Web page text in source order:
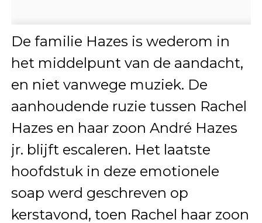
De familie Hazes is wederom in
het middelpunt van de aandacht,
en niet vanwege muziek. De
aanhoudende ruzie tussen Rachel
Hazes en haar zoon André Hazes
jr. blijft escaleren. Het laatste
hoofdstuk in deze emotionele
soap werd geschreven op
kerstavond, toen Rachel haar zoon